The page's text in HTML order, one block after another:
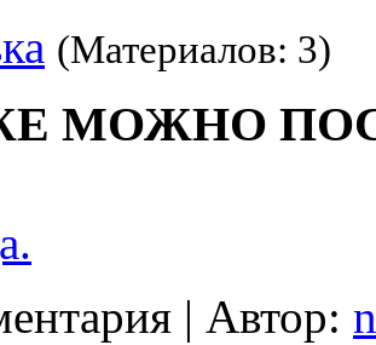
(Материалов: 3)
МОЖНО
| Автор: